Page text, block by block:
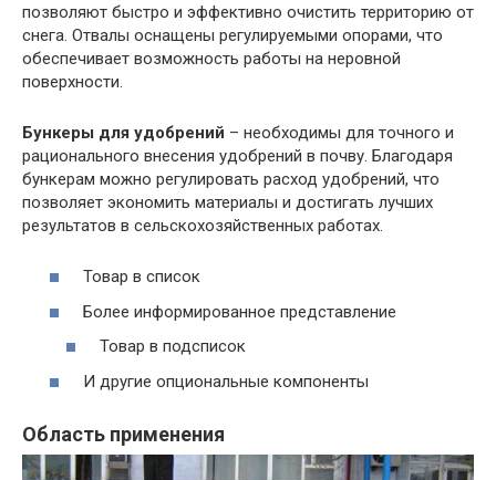
позволяют быстро и эффективно очистить территорию от
снега. Отвалы оснащены регулируемыми опорами, что
обеспечивает возможность работы на неровной
поверхности.
Бункеры для удобрений – необходимы для точного и
рационального внесения удобрений в почву. Благодаря
бункерам можно регулировать расход удобрений, что
позволяет экономить материалы и достигать лучших
результатов в сельскохозяйственных работах.
Товар в список
Более информированное представление
Товар в подсписок
И другие опциональные компоненты
Область применения